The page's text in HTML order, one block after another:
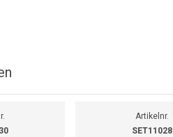
Artikelnr.
SET11028